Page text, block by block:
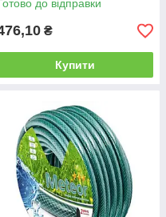
до відправки
₴
Купити